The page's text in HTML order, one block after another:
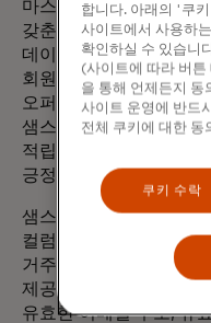
마스터카드가 제공하는
갖춘 샘스 캐시 보너스
데이터 기반 소비자 참여
회원에게 혜택을 주는
오퍼를 제공하는 완벽한
샘스클럽 회원들이 클
적립할 수 있도록 하는
긍정적인 영향에 대해
샘스클럽 현금 보너스
컬럼비아 특별구 또는
거주하는 모든 샘스클럽
제공됩니다. 회원은
유효한 이메일 주소, 유
합니다. 아래의 '쿠
사이트에서 사용하
확인하실 수 있습니
(사이트에 따라 버
을 통해 언제든지 동
사이트 운영에 반드
전체 쿠키에 대한 동
쿠키 수락